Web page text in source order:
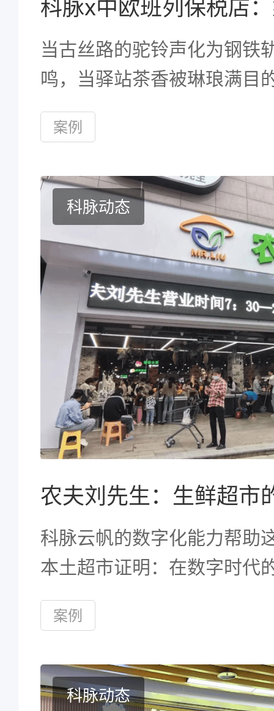
当古丝路的驼铃声化为钢铁
鸣，当驿站茶香被琳琅满目
物取代，中欧班列正以风驰
度，重新定义着中国与世界
案例
科脉动态
科脉云帆的数字化能力帮助
本土超市证明：在数字时代
跑中，品质与效率，本就是
面。
案例
科脉动态